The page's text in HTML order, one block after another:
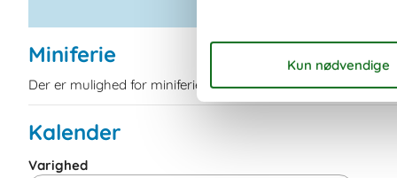
Miniferie
Der er mulighed for miniferie hele året.
Kalender
Varighed